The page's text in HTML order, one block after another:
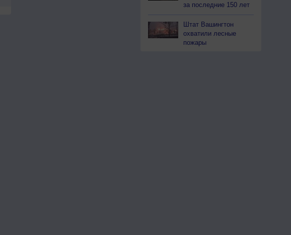
за последние 150 лет
Штат Вашингтон
охватили лесные
пожары